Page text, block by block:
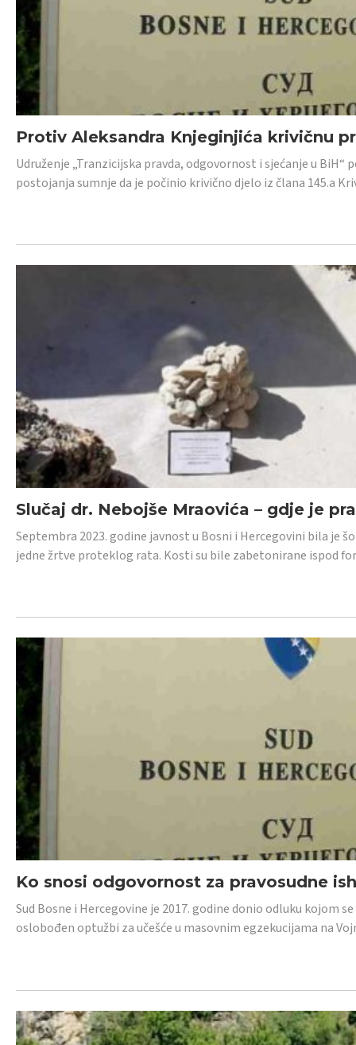
Protiv Aleksandra Knjeginjića krivičnu
Udruženje „Tranzicijska pravda, odgovornost i sjećanje u
postojanja sumnje da je počinio krivično djelo iz člana 145.a
Slučaj dr. Nebojše Mraovića – gdje je
Septembra 2023. godine javnost u Bosni i Hercegovini bila je
jedne žrtve proteklog rata. Kosti su bile zabetonirane ispod
Ko snosi odgovornost za pravosudne
Sud Bosne i Hercegovine je 2017. godine donio odluku kojom
oslobođen optužbi za učešće u masovnim egzekucijama na